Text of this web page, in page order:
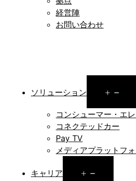
経営陣
お問い合わせ
ソリューション
コンシューマー・エ
コネクテッドカー
Pay TV
メディアプラットフ
キャリア